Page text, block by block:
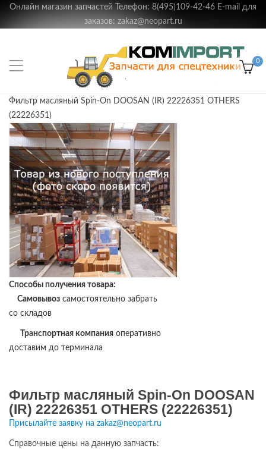
Онлайн магазин запчастей Телефон: 8(495)109-42-46 E-mail для
заказов: zakaz@neopart.ru
0
Фильтр масляный Spin-On DOOSAN (IR) 22226351 OTHERS
(22226351)
Способы получения товара:
Самовывоз самостоятельно забрать
со складов
Транспортная компания оперативно
доставим до терминала
Фильтр масляный Spin-On DOOSAN
(IR) 22226351 OTHERS (22226351)
Присылайте заявку на zakaz@neopart.ru
Справочные цены на данную запчасть: